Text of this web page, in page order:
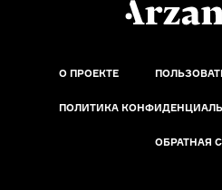
О ПРОЕКТЕ
ПОЛИТИКА
ОБРАТНАЯ